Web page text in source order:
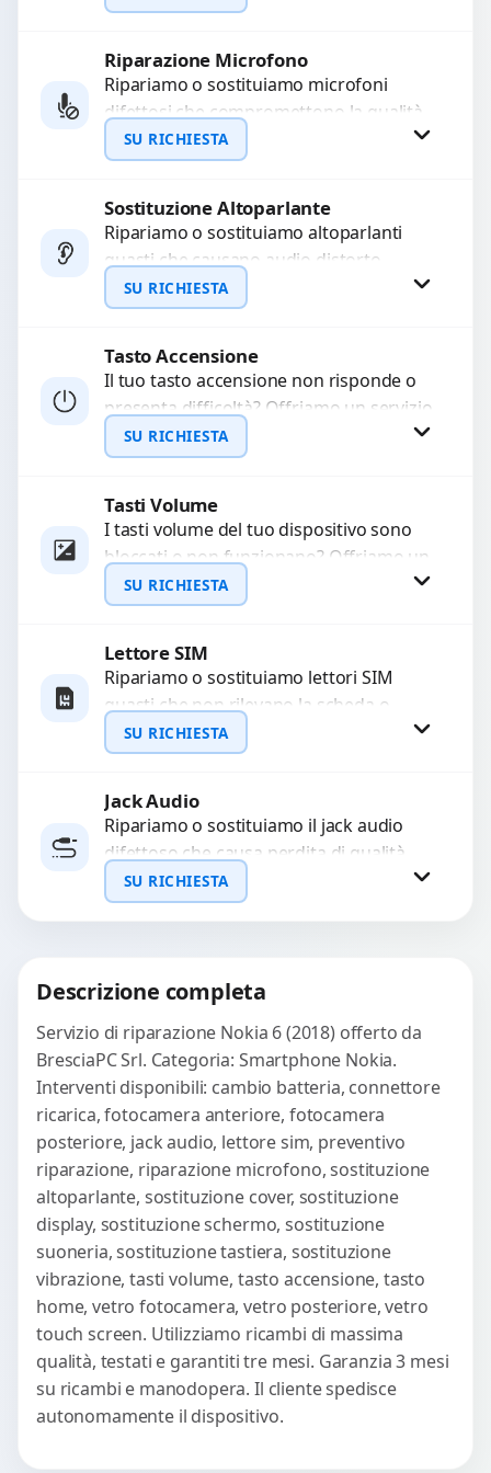
precisi e componenti...
Richiedi Preventivo
WhatsApp
Riparazione Microfono
Ripariamo o sostituiamo microfoni
difettosi che compromettono la qualità
audio delle registrazioni o delle
chiamate. Diagnosi accurata e ricambi
SU RICHIESTA
Richiedi Preventivo
WhatsApp
Sostituzione Altoparlante
Ripariamo o sostituiamo altoparlanti
guasti che causano audio distorto,
basso o assente. Utilizziamo ricambi di
alta qualità garantiti per 3...
SU RICHIESTA
Richiedi Preventivo
WhatsApp
Tasto Accensione
Il tuo tasto accensione non risponde o
presenta difficoltà? Offriamo un servizio
professionale di riparazione o
sostituzione utilizzando componenti di...
SU RICHIESTA
Richiedi Preventivo
WhatsApp
Tasti Volume
I tasti volume del tuo dispositivo sono
bloccati o non funzionano? Offriamo un
servizio di riparazione o sostituzione
con ricambi...
SU RICHIESTA
Richiedi Preventivo
WhatsApp
Lettore SIM
Ripariamo o sostituiamo lettori SIM
guasti che non rilevano la scheda o
interrompono il segnale. Utilizziamo
ricambi testati e garantiti...
SU RICHIESTA
Richiedi Preventivo
WhatsApp
Jack Audio
Ripariamo o sostituiamo il jack audio
difettoso che causa perdita di qualità
sonora o impossibilità di collegare cuffie
e accessori....
SU RICHIESTA
Descrizione completa
Servizio di riparazione Nokia 6 (2018) offerto da
BresciaPC Srl. Categoria: Smartphone Nokia.
Interventi disponibili: cambio batteria, connettore
ricarica, fotocamera anteriore, fotocamera
posteriore, jack audio, lettore sim, preventivo
riparazione, riparazione microfono, sostituzione
altoparlante, sostituzione cover, sostituzione
display, sostituzione schermo, sostituzione
suoneria, sostituzione tastiera, sostituzione
vibrazione, tasti volume, tasto accensione, tasto
home, vetro fotocamera, vetro posteriore, vetro
touch screen. Utilizziamo ricambi di massima
qualità, testati e garantiti tre mesi. Garanzia 3 mesi
su ricambi e manodopera. Il cliente spedisce
autonomamente il dispositivo.